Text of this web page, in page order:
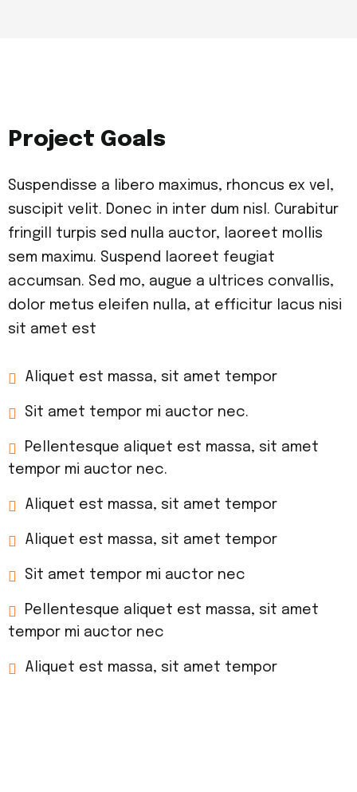
Project Goals
Suspendisse a libero maximus, rhoncus ex vel,
suscipit velit. Donec in inter dum nisl. Curabitur
fringill turpis sed nulla auctor, laoreet mollis
sem maximu. Suspend laoreet feugiat
accumsan. Sed mo, augue a ultrices convallis,
dolor metus eleifen nulla, at efficitur lacus nisi
sit amet est
Aliquet est massa, sit amet tempor
Sit amet tempor mi auctor nec.
Pellentesque aliquet est massa, sit amet
tempor mi auctor nec.
Aliquet est massa, sit amet tempor
Aliquet est massa, sit amet tempor
Sit amet tempor mi auctor nec
Pellentesque aliquet est massa, sit amet
tempor mi auctor nec
Aliquet est massa, sit amet tempor